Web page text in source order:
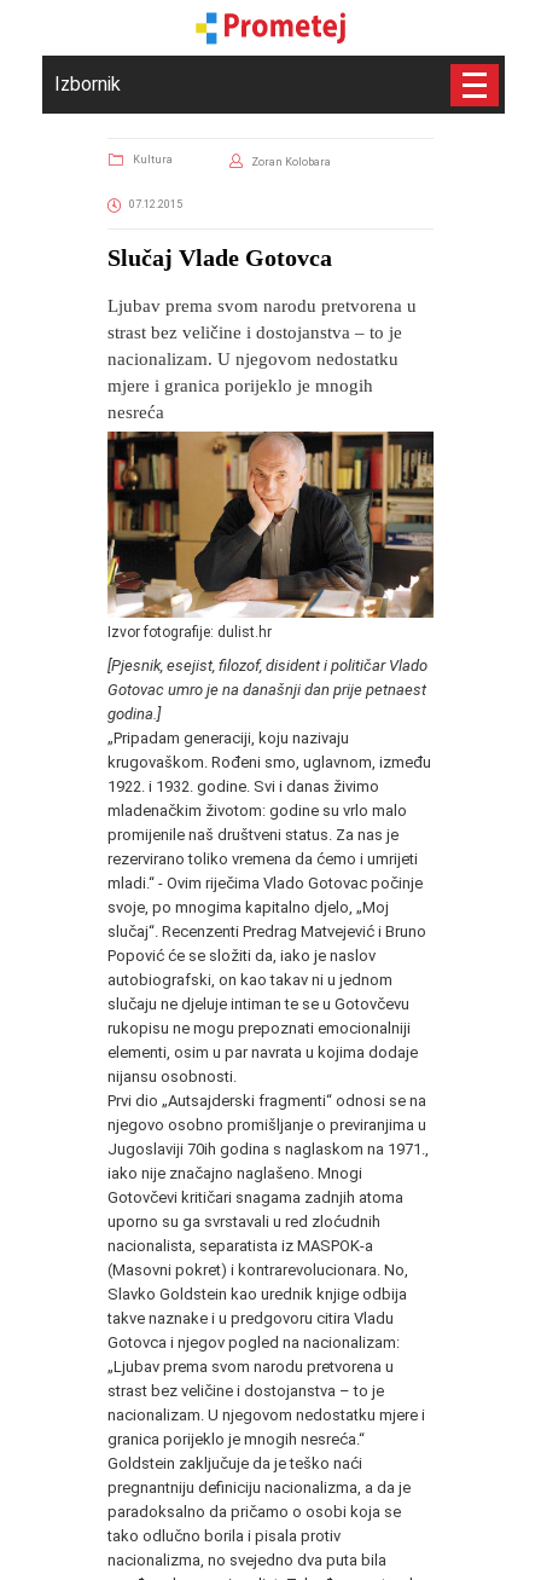
Izbornik
Kultura Zoran Kolobara
07.12.2015
Slučaj Vlade Gotovca
Ljubav prema svom narodu pretvorena u
strast bez veličine i dostojanstva – to je
nacionalizam. U njegovom nedostatku
mjere i granica porijeklo je mnogih
nesreća
Izvor fotografije: dulist.hr
[Pjesnik, esejist, filozof, disident i političar Vlado
Gotovac umro je na današnji dan prije petnaest
godina.]
„Pripadam generaciji, koju nazivaju
krugovaškom. Rođeni smo, uglavnom, između
1922. i 1932. godine. Svi i danas živimo
mladenačkim životom: godine su vrlo malo
promijenile naš društveni status. Za nas je
rezervirano toliko vremena da ćemo i umrijeti
mladi.“ - Ovim riječima Vlado Gotovac počinje
svoje, po mnogima kapitalno djelo, „Moj
slučaj“. Recenzenti Predrag Matvejević i Bruno
Popović će se složiti da, iako je naslov
autobiografski, on kao takav ni u jednom
slučaju ne djeluje intiman te se u Gotovčevu
rukopisu ne mogu prepoznati emocionalniji
elementi, osim u par navrata u kojima dodaje
nijansu osobnosti.
Prvi dio „Autsajderski fragmenti“ odnosi se na
njegovo osobno promišljanje o previranjima u
Jugoslaviji 70ih godina s naglaskom na 1971.,
iako nije značajno naglašeno. Mnogi
Gotovčevi kritičari snagama zadnjih atoma
uporno su ga svrstavali u red zloćudnih
nacionalista, separatista iz MASPOK-a
(Masovni pokret) i kontrarevolucionara. No,
Slavko Goldstein kao urednik knjige odbija
takve naznake i u predgovoru citira Vladu
Gotovca i njegov pogled na nacionalizam:
„Ljubav prema svom narodu pretvorena u
strast bez veličine i dostojanstva – to je
nacionalizam. U njegovom nedostatku mjere i
granica porijeklo je mnogih nesreća.“
Goldstein zaključuje da je teško naći
pregnantniju definiciju nacionalizma, a da je
paradoksalno da pričamo o osobi koja se
tako odlučno borila i pisala protiv
nacionalizma, no svejedno dva puta bila